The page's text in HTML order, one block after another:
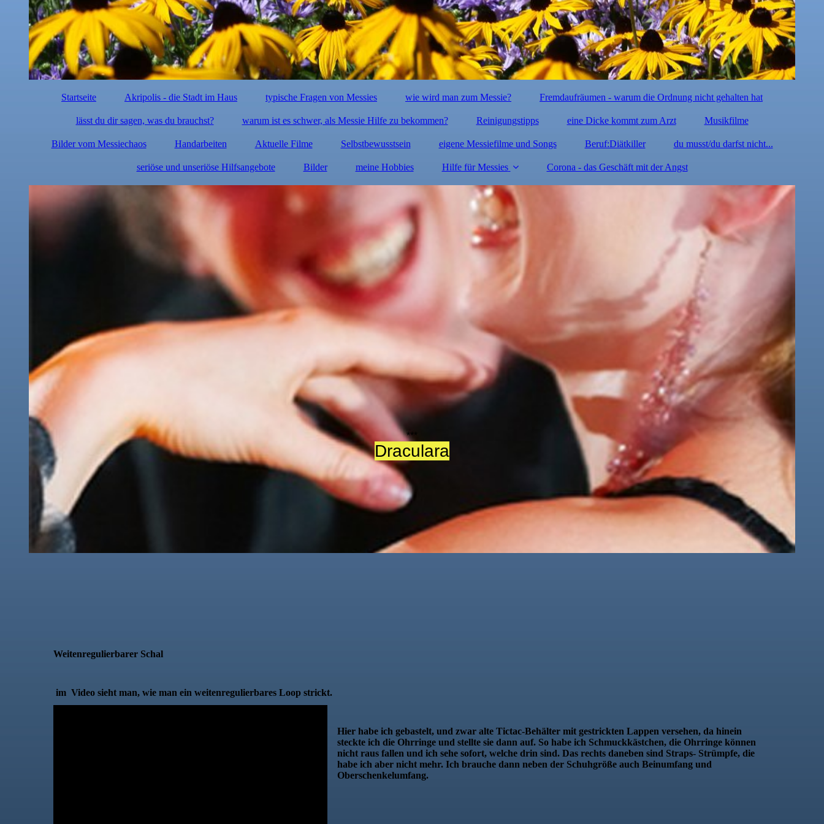
Startseite Akripolis - die Stadt im Haus typische Fragen von Messies wie wird man zum Messie? Fremdaufräumen - warum die Ordnung nicht gehalten hat
lässt du dir sagen, was du brauchst? warum ist es schwer, als Messie Hilfe zu bekommen? Reinigungstipps eine Dicke kommt zum Arzt Musikfilme
Bilder vom Messiechaos Handarbeiten Aktuelle Filme Selbstbewusstsein eigene Messiefilme und Songs Beruf:Diätkiller du musst/du darfst nicht...
seriöse und unseriöse Hilfsangebote Bilder meine Hobbies Hilfe für Messies Corona - das Geschäft mit der Angst
***
Draculara
Weitenregulierbarer Schal
im Video sieht man, wie man ein weitenregulierbares Loop strickt.
Hier habe ich gebastelt, und zwar alte Tictac-Behälter mit gestrickten Lappen versehen, da hinein
steckte ich die Ohrringe und stellte sie dann auf. So habe ich Schmuckkästchen, die Ohrringe können
nicht raus fallen und ich sehe sofort, welche drin sind. Das rechts daneben sind Straps- Strümpfe, die
habe ich aber nicht mehr. Ich brauche dann neben der Schuhgröße auch Beinumfang und
Oberschenkelumfang.